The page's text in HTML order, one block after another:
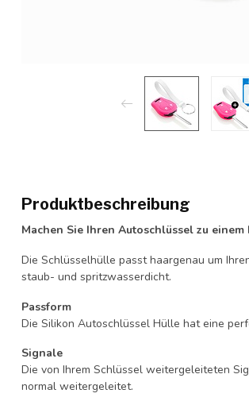
Produktbeschreibung
Machen Sie Ihren Autoschlüssel zu einem
Die Schlüsselhülle passt haargenau um
staub- und spritzwasserdicht.
Passform
Die Silikon Autoschlüssel Hülle hat eine
Signale
Die von Ihrem Schlüssel weitergeleiteten
normal weitergeleitet.